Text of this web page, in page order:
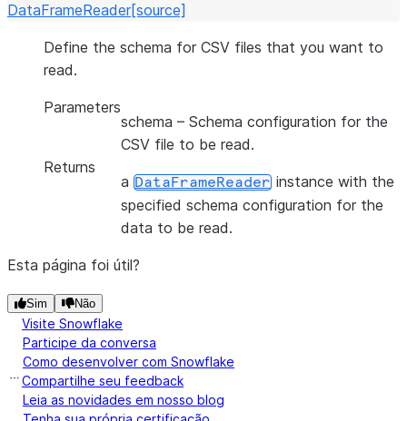
DataFrameReader[source]
Define the schema for CSV files that you want to
read.
Parameters
schema – Schema configuration for the
CSV file to be read.
Returns
a DataFrameReader instance with the
specified schema configuration for the
data to be read.
Esta página foi útil?
Sim Não
Visite Snowflake
Participe da conversa
Como desenvolver com Snowflake
Compartilhe seu feedback
Leia as novidades em nosso blog